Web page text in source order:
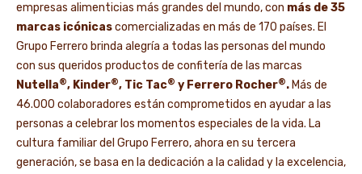
empresas alimenticias más grandes del mundo, con más de 35
marcas icónicascomercializadas en más de 170 países. El
Grupo Ferrero brinda alegría a todas las personas del mundo
con sus queridos productos de confitería de las marcas
Nutella®, Kinder®, Tic Tac® y Ferrero Rocher®. Más de
46.000 colaboradores están comprometidos en ayudar a las
personas a celebrar los momentos especiales de la vida. La
cultura familiar del Grupo Ferrero, ahora en su tercera
generación, se basa en la dedicación a la calidad y la excelencia,